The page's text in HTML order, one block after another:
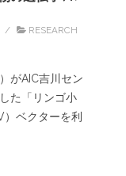
/
RESEARCH
がAIC吉川セン
た「リンゴ小
ベクターを利